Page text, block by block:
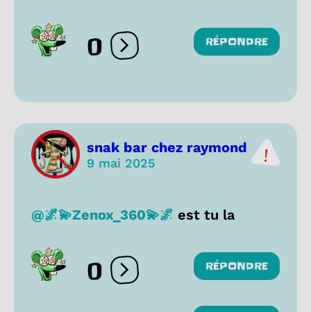
0 Ouvrir les réactions
RÉPONDRE
snak bar chez raymond
9 mai 2025
@🌌💫Zenox_360💫🌌 est tu la
0 Ouvrir les réactions
RÉPONDRE